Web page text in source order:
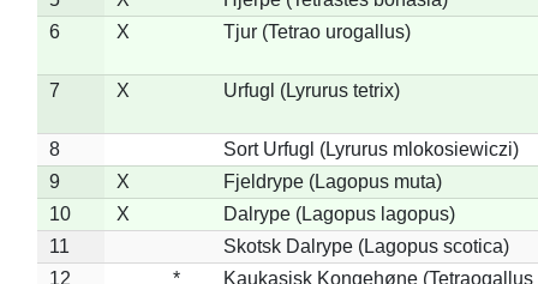
6
X Tjur (Tetrao urogallus)
7 X Urfugl (Lyrurus tetrix)
8
Sort Urfugl (Lyrurus mlokosiewiczi)
9
X
Fjeldrype (Lagopus muta)
10
X
Dalrype (Lagopus lagopus)
11
Skotsk Dalrype (Lagopus scotica)
12
*
Kaukasisk Kongehøne